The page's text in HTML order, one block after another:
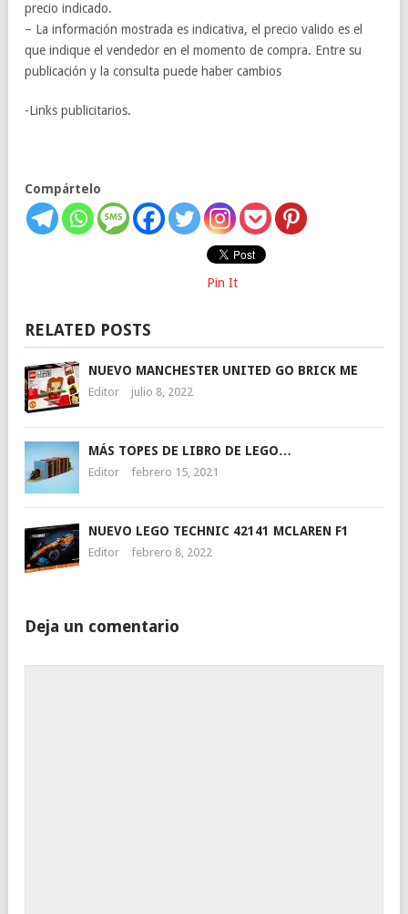
precio indicado.
– La información mostrada es indicativa, el precio valido es el
que indique el vendedor en el momento de compra. Entre su
publicación y la consulta puede haber cambios
-Links publicitarios.
Compártelo
Pin It
RELATED POSTS
NUEVO MANCHESTER UNITED GO BRICK ME
Editor julio 8, 2022
MÁS TOPES DE LIBRO DE LEGO…
Editor febrero 15, 2021
NUEVO LEGO TECHNIC 42141 MCLAREN F1
Editor febrero 8, 2022
Deja un comentario